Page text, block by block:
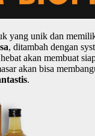
yang unik dan
, ditambah dengan
akan membuat
akan bisa
.